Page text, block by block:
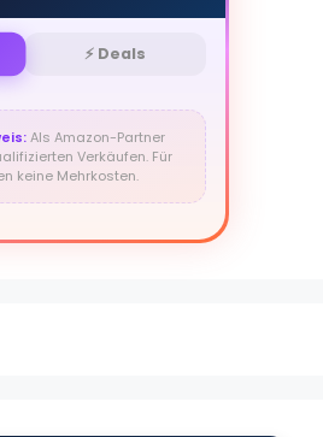
⚡ Deals
Als Amazon-Partner
Verkäufen. Für
keine Mehrkosten.